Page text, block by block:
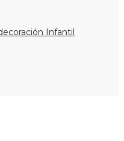
Infantil